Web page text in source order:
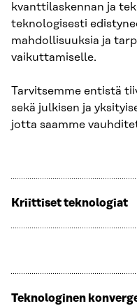
kvanttilaskennan ja
teknologisesti
mahdollisuuksia ja
vaikuttamiselle.
Tarvitsemme entistä
sekä julkisen ja
jotta saamme
Kriittiset teknologiat
Teknologinen